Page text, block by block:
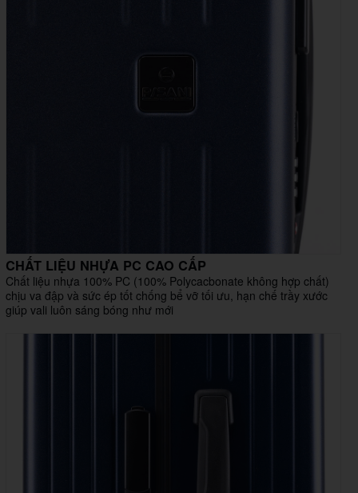
CHẤT LIỆU NHỰA PC CAO CẤP
Chất liệu nhựa 100% PC (100% Polycacbonate không hợp chất)
chịu va đập và sức ép tốt chống bể vỡ tối ưu, hạn chế trầy xước
giúp vali luôn sáng bóng như mới